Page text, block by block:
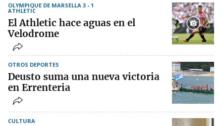
OLYMPIQUE DE MARSELLA 3 - 1
ATHLETIC
El Athletic hace aguas en el
Velodrome
OTROS DEPORTES
Deusto suma una nueva victoria
en Errenteria
CULTURA